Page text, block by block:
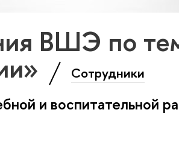
ВШЭ по
Сотрудники
и воспитательной